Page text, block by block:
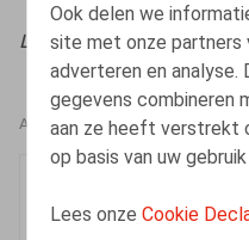
Ook delen we
site met onze partners
adverteren en analyse.
gegevens combineren
aan ze heeft verstrekt
op basis van uw
Lees onzeCookie
Licenciement & Démission
AUTEURS